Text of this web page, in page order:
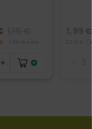
1,99 €
22.11 € /